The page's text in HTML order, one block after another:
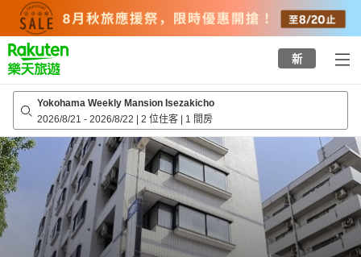
top
page
新
Yokohama Weekly Mansion Isezakicho
2026/8/21 - 2026/8/22 | 2 位住客 | 1 間房